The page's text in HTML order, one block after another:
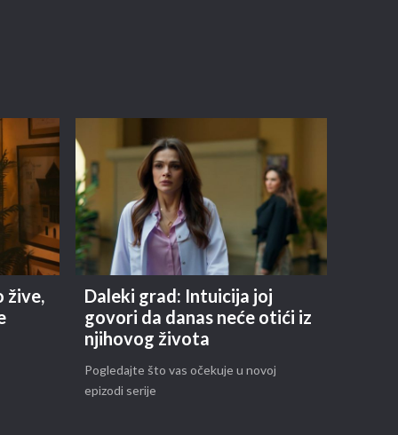
žive,
Daleki grad: Intuicija joj
govori da danas neće otići iz
njihovog života
Pogledajte što vas očekuje u novoj
epizodi serije